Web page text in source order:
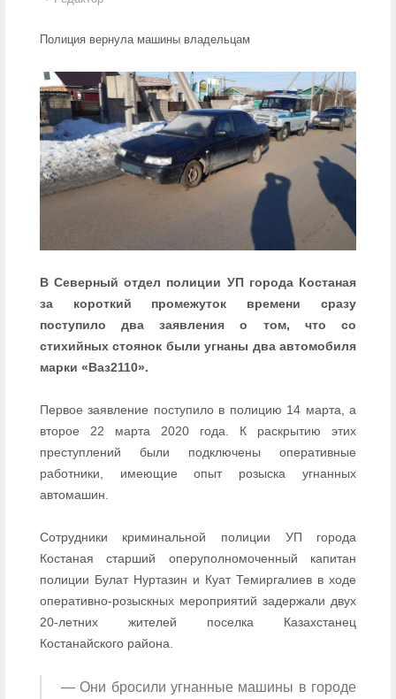
Полиция вернула машины владельцам
В Северный отдел полиции УП города Костаная
за короткий промежуток времени сразу
поступило два заявления о том, что со
стихийных стоянок были угнаны два автомобиля
марки «Ваз2110».
Первое заявление поступило в полицию 14 марта, а
второе 22 марта 2020 года. К раскрытию этих
преступлений были подключены оперативные
работники, имеющие опыт розыска угнанных
автомашин.
Сотрудники криминальной полиции УП города
Костаная старший оперуполномоченный капитан
полиции Булат Нуртазин и Куат Темиргалиев в ходе
оперативно-розыскных мероприятий задержали двух
20-летних жителей поселка Казахстанец
Костанайского района.
— Они бросили угнанные машины в городе